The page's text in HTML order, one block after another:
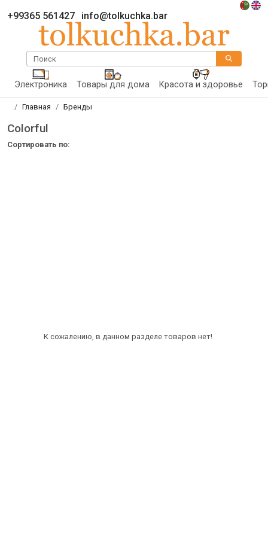
+99365 561427 info@tolkuchka.bar
Поиск
Электроника Товары для дома Красота и здоровье
Главная Бренды
Colorful
Сортировать по:
К сожалению, в данном разделе товаров нет!